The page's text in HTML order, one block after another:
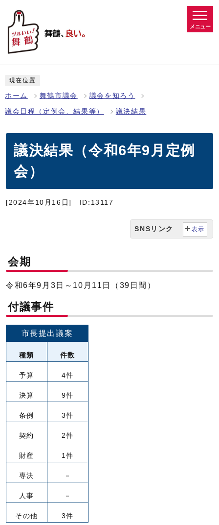
メニュー
現在位置
ホーム 舞鶴市議会 議会を知ろう
議会日程（定例会、結果等） 議決結果
議決結果（令和6年9月定例
会）
[2024年10月16日] ID:13117
SNSリンク 表示
会期
令和6年9月3日～10月11日（39日間）
付議事件
市長提出議案
種類 件数
予算 4件
決算 9件
条例 3件
契約 2件
財産 1件
専決 －
人事 －
その他 3件